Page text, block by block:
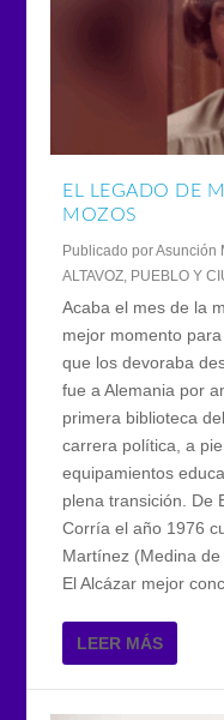
EL LEGADO DE
MOZOS
Publicado porAsunción
ALTAVOZ PUEBLO Y
Acaba el mes de la
mejor momento
que los devoraba
fue a Alemania por
primera biblioteca
carrera política, a
equipamientos
plena transición. De
Corría el año 1976
Martínez (Medina
El Alcázar mejor
LEER MÁS